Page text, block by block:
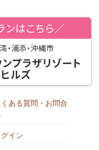
はこちら／
・浦添・沖縄市
プラザリゾート
ルズ
くある質問・お問合
グイン